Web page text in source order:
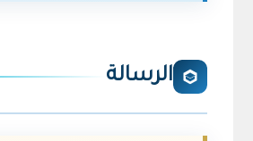
الرسالة